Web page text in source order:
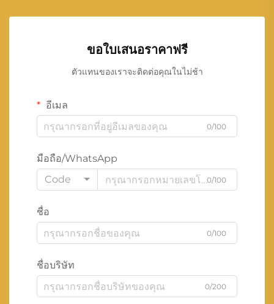
ขอใบเสนอราคาฟรี
ตัวแทนของเราจะติดต่อคุณในไม่ช้า
อีเมล
0/100
มือถือ/WhatsApp
Code
0/100
ชื่อ
0/100
ชื่อบริษัท
0/200